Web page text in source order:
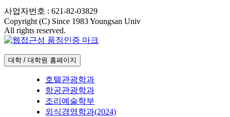
사업자번호 : 621-82-03829
Copyright (C) Since 1983 Youngsan Univ
All rights reserved.
대학 / 대학원 홈페이지
호텔관광학과
항공관광학과
조리예술학부
외식경영학과(2024)